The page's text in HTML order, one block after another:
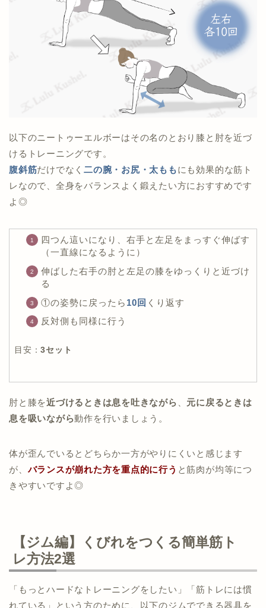
以下のニートゥーエルボーはその名のとおり膝と肘を近づ
けるトレーニングです。
腹斜筋だけでなく二の腕・お尻・太ももにも効果的な筋ト
レなので、全身をバランスよく鍛えたい方におすすめです
よ◎
四つん這いになり、右手と左足をまっすぐ伸ばす
（一直線になるように）
伸ばした右手の肘と左足の膝をゆっくりと近づけ
る
①の姿勢に戻ったら 10回 くり返す
反対側も同様に行う
目安：3セット
肘と膝を近づけるときは息を吐きながら
元に戻るときは
息を吸いながら動作を行いましょう。
体が歪んでいるとどちらか一方がやりにくいと感じます
が、バランスが崩れた方を重点的に行う と筋肉が均等につ
きやすいですよ◎
【ジム編】くびれをつくる簡単筋ト
レ方法2選
「もっとハードなトレーニングをしたい」「筋トレには慣
れている」という方のために、以下のジムでできる器具を